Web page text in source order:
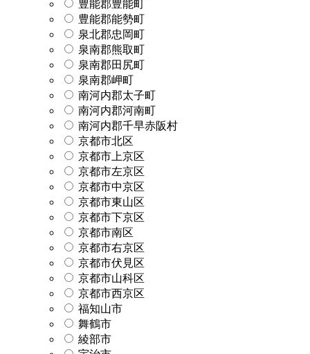
豊能郡豊能町
豊能郡能勢町
泉北郡忠岡町
泉南郡熊取町
泉南郡田尻町
泉南郡岬町
南河内郡太子町
南河内郡河南町
南河内郡千早赤阪村
京都市北区
京都市上京区
京都市左京区
京都市中京区
京都市東山区
京都市下京区
京都市南区
京都市右京区
京都市伏見区
京都市山科区
京都市西京区
福知山市
舞鶴市
綾部市